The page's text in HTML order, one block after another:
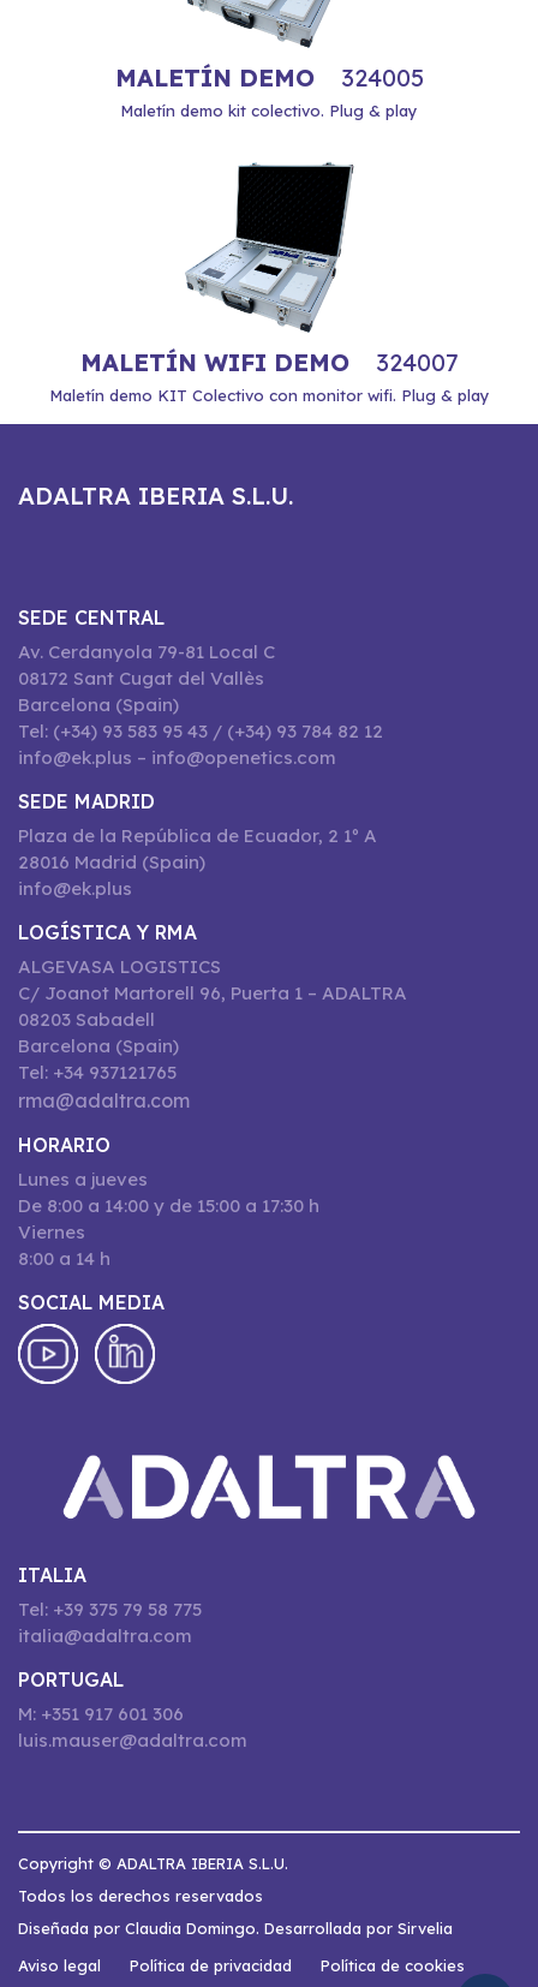
MALETÍN DEMO 324005
Maletín demo kit colectivo. Plug & play
MALETÍN WIFI DEMO 324007
Maletín demo KIT Colectivo con monitor wifi. Plug & play
ADALTRA IBERIA S.L.U.
SEDE CENTRAL
Av. Cerdanyola 79-81 Local C
08172 Sant Cugat del Vallès
Barcelona (Spain)
Tel: (+34) 93 583 95 43 / (+34) 93 784 82 12
info@ek.plus – info@openetics.com
SEDE MADRID
Plaza de la República de Ecuador, 2 1º A
28016 Madrid (Spain)
info@ek.plus
LOGÍSTICA Y RMA
ALGEVASA LOGISTICS
C/ Joanot Martorell 96, Puerta 1 – ADALTRA
08203 Sabadell
Barcelona (Spain)
Tel: +34 937121765
rma@adaltra.com
HORARIO
Lunes a jueves
De 8:00 a 14:00 y de 15:00 a 17:30 h
Viernes
8:00 a 14 h
SOCIAL MEDIA
ITALIA
Tel: +39 375 79 58 775
italia@adaltra.com
PORTUGAL
M: +351 917 601 306
luis.mauser@adaltra.com
Copyright © ADALTRA IBERIA S.L.U.
Todos los derechos reservados
Diseñada por Claudia Domingo. Desarrollada por Sirvelia
Aviso legal
Política de privacidad
Política de cookies